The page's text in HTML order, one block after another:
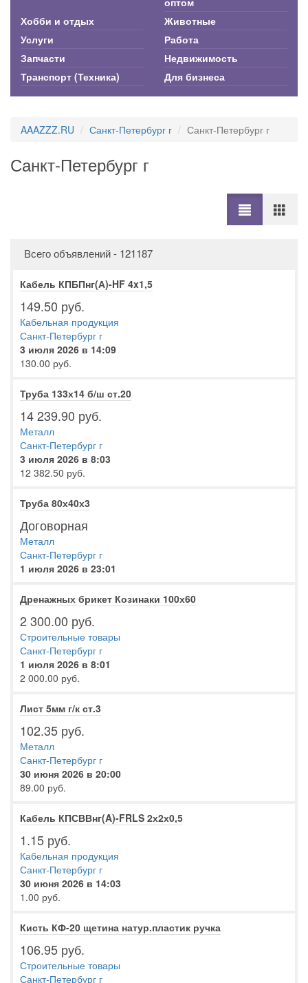
Хобби и отдых
Животные
Услуги
Работа
Запчасти
Недвижимость
Транспорт (Техника)
Для бизнеса
AAAZZZ.RU Санкт-Петербург г Санкт-Петербург г
Санкт-Петербург г
Всего объявлений - 121187
Кабель КПБПнг(А)-HF 4x1,5
149.50 руб.
Кабельная продукция
Санкт-Петербург г
3 июля 2026 в 14:09
130.00 руб.
Труба 133х14 б/ш ст.20
14 239.90 руб.
Металл
Санкт-Петербург г
3 июля 2026 в 8:03
12 382.50 руб.
Труба 80х40х3
Договорная
Металл
Санкт-Петербург г
1 июля 2026 в 23:01
Дренажных брикет Козинаки 100х60
2 300.00 руб.
Строительные товары
Санкт-Петербург г
1 июля 2026 в 8:01
2 000.00 руб.
Лист 5мм г/к ст.3
102.35 руб.
Металл
Санкт-Петербург г
30 июня 2026 в 20:00
89.00 руб.
Кабель КПСВВнг(A)-FRLS 2х2х0,5
1.15 руб.
Кабельная продукция
Санкт-Петербург г
30 июня 2026 в 14:03
1.00 руб.
Кисть КФ-20 щетина натур.пластик ручка
106.95 руб.
Строительные товары
Санкт-Петербург г